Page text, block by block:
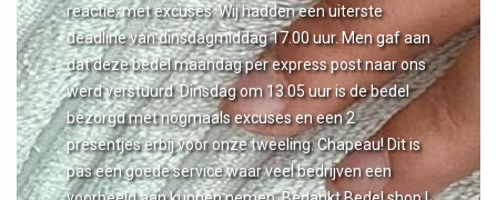
reactie, met excuses. Wij hadden een uiterste
deadline van dinsdagmiddag 17.00 uur. Men gaf aan
dat deze bedel maandag per express post naar ons
werd verstuurd. Dinsdag om 13.05 uur is de bedel
bezorgd met nogmaals excuses en een 2
presentjes erbij voor onze tweeling. Chapeau! Dit is
pas een goede service waar veel bedrijven een